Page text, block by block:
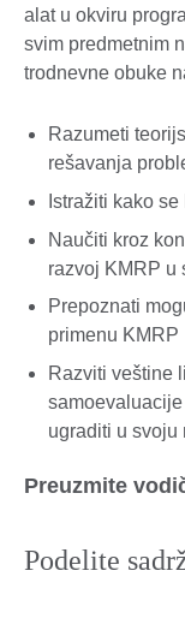
alat u okviru
svim predmetnim
trodnevne obuke
Razumeti
rešavanja
Istražiti kako
Naučiti kroz
razvoj KMRP u
Prepoznati
primenu KMRP
Razviti veštine
ugraditi u svoju
Preuzmite
Podelite